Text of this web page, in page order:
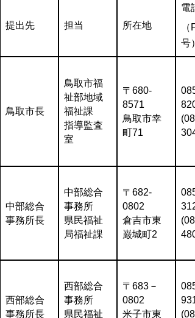
提出先 担当 所在地
電
（
号）
鳥取市長
鳥取市福
祉部地域
福祉課
指導監査
室
〒680-
8571
鳥取市幸
町71
中部総合
事務所長
中部総合
事務所
県民福祉
局福祉課
〒682-
0802
倉吉市東
巌城町2
西部総合
事務所長
西部総合
事務所
県民福祉
〒683－
0802
米子市東